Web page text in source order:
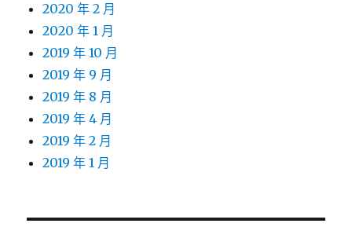
2020 年 2 月
2020 年 1 月
2019 年 10 月
2019 年 9 月
2019 年 8 月
2019 年 4 月
2019 年 2 月
2019 年 1 月